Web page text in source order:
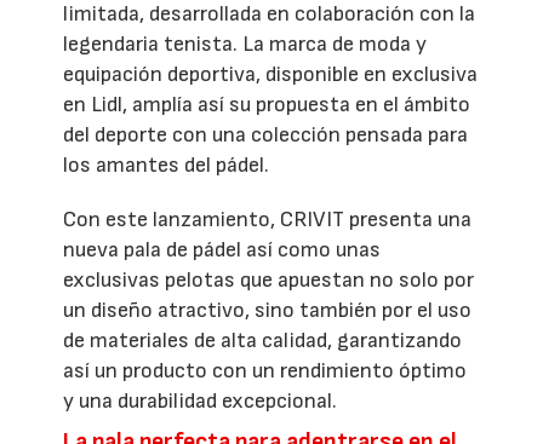
limitada, desarrollada en colaboración con la
legendaria tenista. La marca de moda y
equipación deportiva, disponible en exclusiva
en Lidl, amplía así su propuesta en el ámbito
del deporte con una colección pensada para
los amantes del pádel.
Con este lanzamiento, CRIVIT presenta una
nueva pala de pádel así como unas
exclusivas pelotas que apuestan no solo por
un diseño atractivo, sino también por el uso
de materiales de alta calidad, garantizando
así un producto con un rendimiento óptimo
y una durabilidad excepcional.